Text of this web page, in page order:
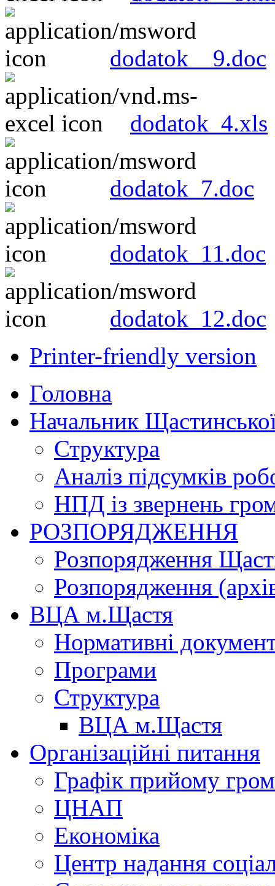
dodatok__9.doc
dodatok_4.xls
dodatok_7.doc
dodatok_11.doc
dodatok_12.doc
Printer-friendly version
Головна
Начальник
Структура
Аналіз підсумків
НПД із звернень
РОЗПОРЯДЖЕННЯ
Розпорядження
Розпорядження
ВЦА м.Щастя
Нормативні
Програми
Структура
ВЦА м.Щастя
Організаційні питання
Графік прийому
ЦНАП
Економіка
Центр надання